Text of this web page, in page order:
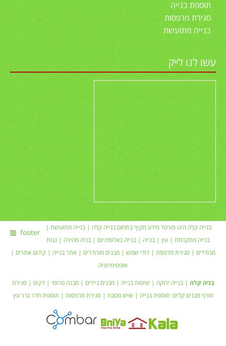
תוספת בנייה
סגירת מרפסות
בנייה מתועשת
עשו לנו לייק
footer
בנייה קלה הינו פורטל מידע מקיף בתחוםבנייה קלה |בנייה מתועשת
בנייה מתקדמת | עץ בנייה בנייה באלומיניום בניה מהירה
גגות
מבודדים
סגירת מרפסת דודי שמש | מבנים מודולרים | אתר בנייה קידום אתרים
אופטימיזציה
בניה קלה |בנייה ירוקה שיטות בנייה |מבנים ניידים | מבנה טרומי |דקים |סגירת
חורף מבנים קלים: תוספת בנייה שיש מטבח | סגירת מרפסות | תוספת חדרגדר עץ